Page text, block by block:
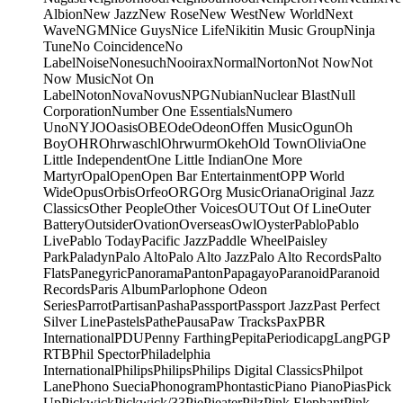
AlbionNew JazzNew RoseNew WestNew WorldNext
WaveNGMNice GuysNice LifeNikitin Music GroupNinja
TuneNo CoincidenceNo
LabelNoiseNonesuchNooiraxNormalNortonNot NowNot
Now MusicNot On
LabelNotonNovaNovusNPGNubianNuclear BlastNull
CorporationNumber One EssentialsNumero
UnoNYJOOasisOBEOdeOdeonOffen MusicOgunOh
BoyOHROhrwaschlOhrwurmOkehOld TownOliviaOne
Little IndependentOne Little IndianOne More
MartyrOpalOpenOpen Bar EntertainmentOPP World
WideOpusOrbisOrfeoORGOrg MusicOrianaOriginal Jazz
ClassicsOther PeopleOther VoicesOUTOut Of LineOuter
BatteryOutsiderOvationOverseasOwlOysterPabloPablo
LivePablo TodayPacific JazzPaddle WheelPaisley
ParkPaladynPalo AltoPalo Alto JazzPalo Alto RecordsPalto
FlatsPanegyricPanoramaPantonPapagayoParanoidParanoid
RecordsParis AlbumParlophone Odeon
SeriesParrotPartisanPashaPassportPassport JazzPast Perfect
Silver LinePastelsPathePausaPaw TracksPaxPBR
InternationalPDUPenny FarthingPepitaPeriodicapgLangPGP
RTBPhil SpectorPhiladelphia
InternationalPhilipsPhilipsPhilips Digital ClassicsPhilpot
LanePhono SueciaPhonogramPhontasticPiano PianoPiasPick